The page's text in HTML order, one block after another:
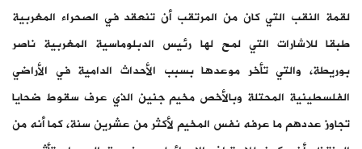
لقمة النقب التي كان من المرتقب أن تنعقد في الصحراء المغربية
طبقا للاشارات التي لمح لها رئيس الدبلوماسية المغربية ناصر
بوريطة، والتي تأخر موعدها بسبب الأحداث الدامية في الأراضي
الفلسطينية المحتلة وبالأخص مخيم جنين الذي عرف سقوط ضحايا
تجاوز عددهم ما عرفه نفس المخيم لأكثر من عشرين سنة، كما أنه من